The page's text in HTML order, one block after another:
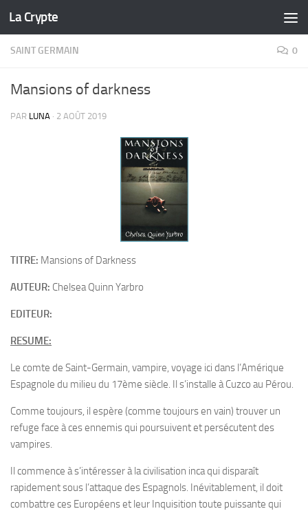
Skip to content
La Crypte
SAINT GERMAIN 0
Mansions of darkness
PAR LUNA · 2 AOÛT 2019
TITRE: Mansions of Darkness
AUTEUR: Chelsea Quinn Yarbro
EDITEUR:
RESUME:
Le comte de Saint-Germain, vampire, voyage ici dans l’Amérique
Espagnole du milieu du 17ème siècle. Il s’installe à Cuzco au Pérou.
Comme toujours, il espère (comme toujours en vain) trouver un
refuge face à ces ennemis qui poursuivent et persécutent des
vampires.
Il commence à s’intéresser à la civilisation inca qui disparaît
rapidement sous l’attaque des Espagnols. Inévitablement, il doit
combattre ces Européens et leur Inquisition toute puissante qui